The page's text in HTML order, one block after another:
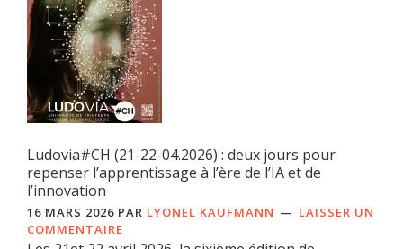
Ludovia#CH (21-22-04.2026) : deux jours pour
repenser l’apprentissage à l’ère de l’IA et de
l’innovation
16 MARS 2026 PAR LYONEL KAUFMANN
LAISSER UN
COMMENTAIRE